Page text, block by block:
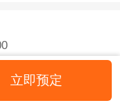
立即预定